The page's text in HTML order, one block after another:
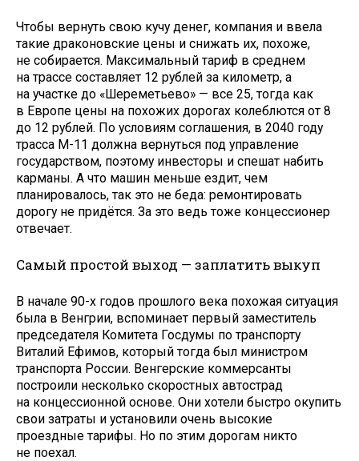
Чтобы вернуть свою кучу денег, компания и ввела
такие драконовские цены и снижать их, похоже,
не собирается. Максимальный тариф в среднем
на трассе составляет 12 рублей за километр, а
на участке до «Шереметьево» — все 25, тогда как
в Европе цены на похожих дорогах колеблются от 8
до 12 рублей. По условиям соглашения, в 2040 году
трасса М-11 должна вернуться под управление
государством, поэтому инвесторы и спешат набить
карманы. А что машин меньше ездит, чем
планировалось, так это не беда: ремонтировать
дорогу не придётся. За это ведь тоже концессионер
отвечает.
Самый простой выход — заплатить выкуп
В начале 90-х годов прошлого века похожая ситуация
была в Венгрии, вспоминает первый заместитель
председателя Комитета Госдумы по транспорту
Виталий Ефимов, который тогда был министром
транспорта России. Венгерские коммерсанты
построили несколько скоростных автострад
на концессионной основе. Они хотели быстро окупить
свои затраты и установили очень высокие
проездные тарифы. Но по этим дорогам никто
не поехал.